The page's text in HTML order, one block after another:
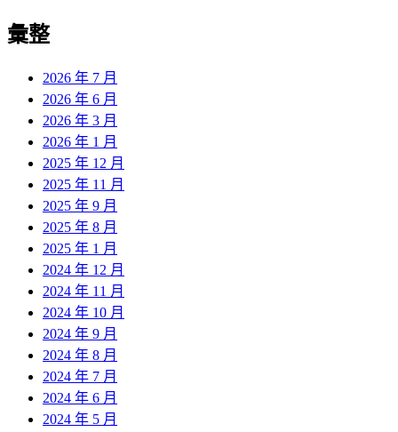
彙整
2026 年 7 月
2026 年 6 月
2026 年 3 月
2026 年 1 月
2025 年 12 月
2025 年 11 月
2025 年 9 月
2025 年 8 月
2025 年 1 月
2024 年 12 月
2024 年 11 月
2024 年 10 月
2024 年 9 月
2024 年 8 月
2024 年 7 月
2024 年 6 月
2024 年 5 月